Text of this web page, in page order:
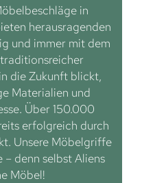
in
herausragenden
und immer mit dem
die Zukunft blickt,
Materialien und
Über 150.000
erfolgreich durch
Unsere Möbelgriffe
denn selbst Aliens
Möbel!